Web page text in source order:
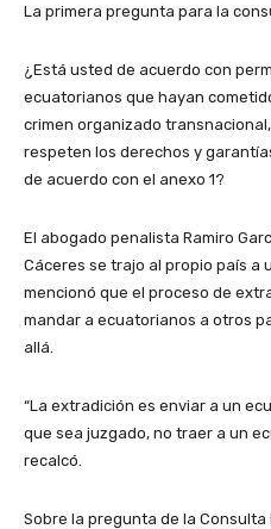
La primera pregunta para la
¿Está usted de acuerdo con
ecuatorianos que hayan
crimen organizado
respeten los derechos y
de acuerdo con el anexo 1?
El abogado penalista Ramiro
Cáceres se trajo al propio país a
mencionó que el proceso de
mandar a ecuatorianos a otros
allá.
“La extradición es enviar a un
que sea juzgado, no traer a un
recalcó.
Sobre la pregunta de la